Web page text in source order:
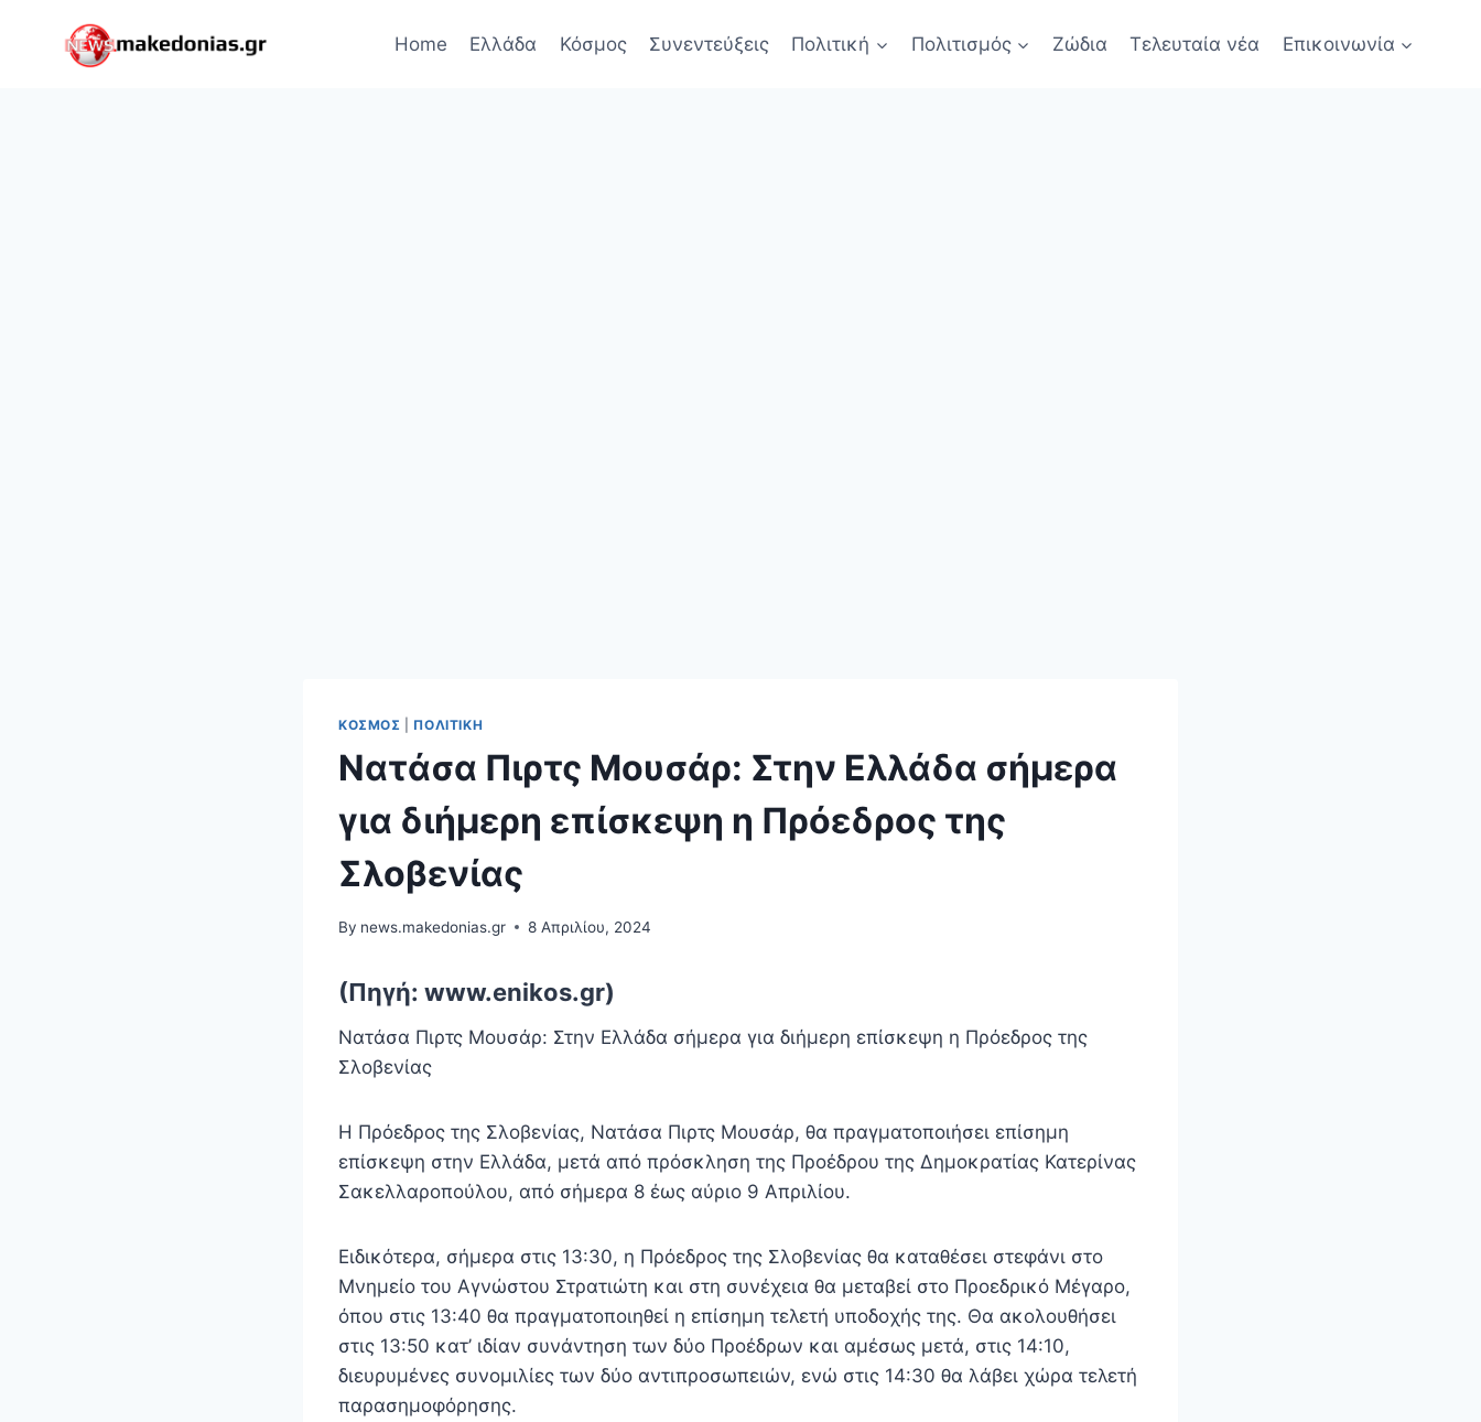
Home Ελλάδα Κόσμος Συνεντεύξεις Πολιτική Πολιτισμός Ζώδια Τελευταία νέα Επικοινωνία
ΚΌΣΜΟΣ ΠΟΛΙΤΙΚΉ
Νατάσα Πιρτς Μουσάρ: Στην Ελλάδα σήμερα
για διήμερη επίσκεψη η Πρόεδρος της
Σλοβενίας
By news.makedonias.gr 8 Απριλίου, 2024
(Πηγή: www.enikos.gr)
Νατάσα Πιρτς Μουσάρ: Στην Ελλάδα σήμερα για διήμερη επίσκεψη η Πρόεδρος της
Σλοβενίας
Η Πρόεδρος της Σλοβενίας, Νατάσα Πιρτς Μουσάρ, θα πραγματοποιήσει επίσημη
επίσκεψη στην Ελλάδα, μετά από πρόσκληση της Προέδρου της Δημοκρατίας Κατερίνας
Σακελλαροπούλου, από σήμερα 8 έως αύριο 9 Απριλίου.
Ειδικότερα, σήμερα στις 13:30, η Πρόεδρος της Σλοβενίας θα καταθέσει στεφάνι στο
Μνημείο του Αγνώστου Στρατιώτη και στη συνέχεια θα μεταβεί στο Προεδρικό Μέγαρο,
όπου στις 13:40 θα πραγματοποιηθεί η επίσημη τελετή υποδοχής της. Θα ακολουθήσει
στις 13:50 κατ’ ιδίαν συνάντηση των δύο Προέδρων και αμέσως μετά, στις 14:10,
διευρυμένες συνομιλίες των δύο αντιπροσωπειών, ενώ στις 14:30 θα λάβει χώρα τελετή
παρασημοφόρησης.